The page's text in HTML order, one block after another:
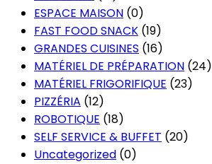
ESPACE MAISON (0)
FAST FOOD SNACK (19)
GRANDES CUISINES (16)
MATÉRIEL DE PRÉPARATION (24)
MATÉRIEL FRIGORIFIQUE (23)
PIZZÉRIA (12)
ROBOTIQUE (18)
SELF SERVICE & BUFFET (20)
Uncategorized (0)